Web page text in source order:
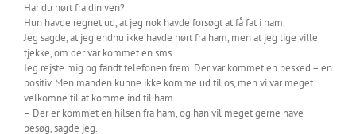
Har du hørt fra din ven?
Hun havde regnet ud, at jeg nok havde forsøgt at få fat i ham.
Jeg sagde, at jeg endnu ikke havde hørt fra ham, men at jeg lige ville
tjekke, om der var kommet en sms.
Jeg rejste mig og fandt telefonen frem. Der var kommet en besked – en
positiv. Men manden kunne ikke komme ud til os, men vi var meget
velkomne til at komme ind til ham.
– Der er kommet en hilsen fra ham, og han vil meget gerne have
besøg, sagde jeg.